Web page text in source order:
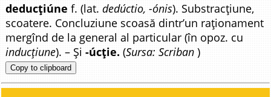
deducțiúne f. (lat.dedúctio, -ónis). Substracțiune,
scoatere. Concluziune scoasă dintr’un raționament
mergînd de la general al particular (în opoz. cu
inducțiune). – Și-úcție. (Sursa: Scriban )
Copy to clipboard